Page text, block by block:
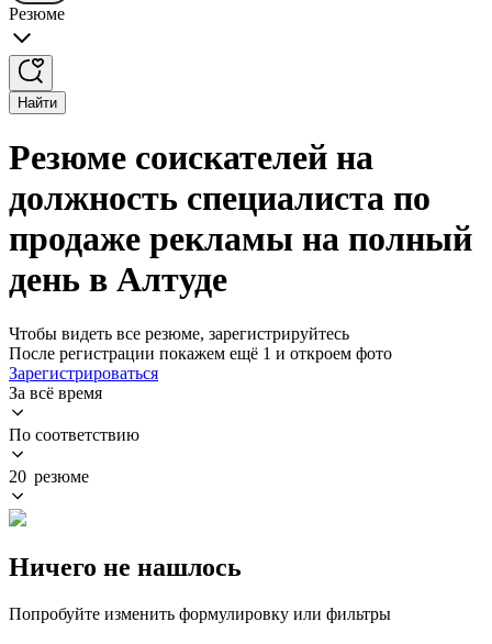
Резюме
Найти
Резюме соискателей на
должность специалиста по
продаже рекламы на полный
день в Алтуде
Чтобы видеть все резюме, зарегистрируйтесь
После регистрации покажем ещё 1 и откроем фото
Зарегистрироваться
За всё время
По соответствию
20 резюме
Ничего не нашлось
Попробуйте изменить формулировку или фильтры